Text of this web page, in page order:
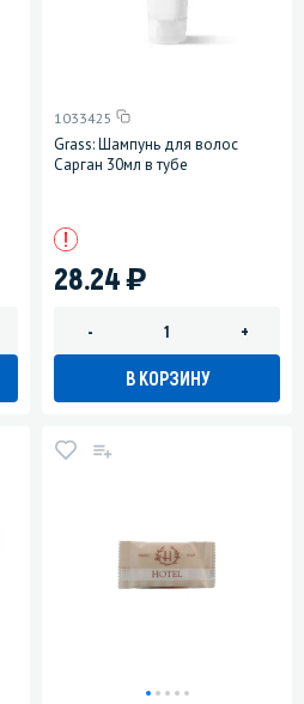
1033425
Grass: Шампунь для волос
Сарган 30мл в тубе
28.24)
- +
В КОРЗИНУ